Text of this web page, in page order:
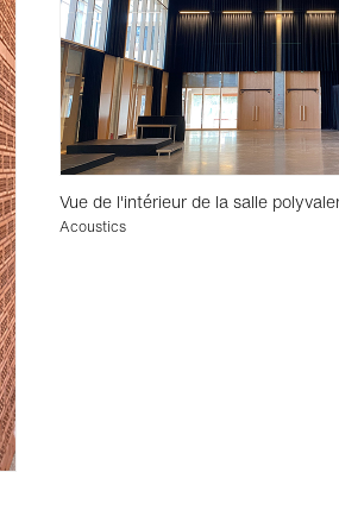
Vue de l'intérieur de la salle
Acoustics